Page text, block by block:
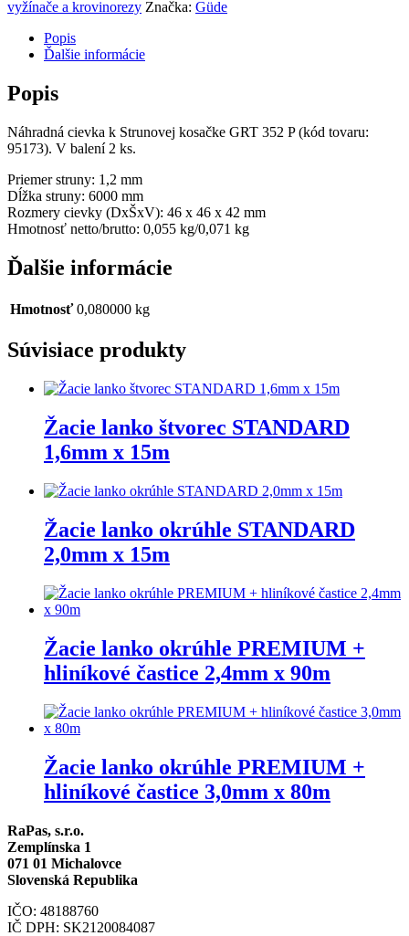
vyžínače a krovinorezy Značka: Güde
Popis
Ďalšie informácie
Popis
Náhradná cievka k Strunovej kosačke GRT 352 P (kód tovaru:
95173). V balení 2 ks.
Priemer struny: 1,2 mm
Dĺžka struny: 6000 mm
Rozmery cievky (DxŠxV): 46 x 46 x 42 mm
Hmotnosť netto/brutto: 0,055 kg/0,071 kg
Ďalšie informácie
Hmotnosť 0,080000 kg
Súvisiace produkty
Žacie lanko štvorec STANDARD
1,6mm x 15m
Žacie lanko okrúhle STANDARD
2,0mm x 15m
Žacie lanko okrúhle PREMIUM +
hliníkové častice 2,4mm x 90m
Žacie lanko okrúhle PREMIUM +
hliníkové častice 3,0mm x 80m
RaPas, s.r.o.
Zemplínska 1
071 01 Michalovce
Slovenská Republika
IČO: 48188760
IČ DPH: SK2120084087